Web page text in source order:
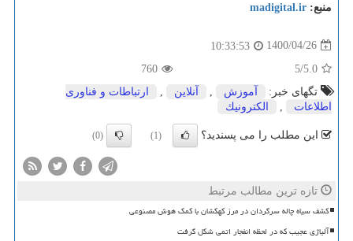
منبع: madigital.ir
1400/04/26
10:33:53
5.0
/5
760
تگهای خبر:
آموزش آنلاین
ارتباطات و فناوری
اطلاعات
الكترونیك
این مطلب را می پسندید؟ (1)
(0)
تازه ترین مطالب مرتبط
کشف سیاه چاله سرگردان در مرز کهکشان با کمک هوش مصنوعی
آلیاژی عجیب که در لحظه انفجار اتمی شکل گرفت